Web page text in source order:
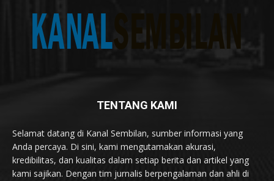
TENTANG KAMI
Selamat datang di Kanal Sembilan, sumber informasi yang
Anda percaya. Di sini, kami mengutamakan akurasi,
kredibilitas, dan kualitas dalam setiap berita dan artikel yang
kami sajikan. Dengan tim jurnalis berpengalaman dan ahli di